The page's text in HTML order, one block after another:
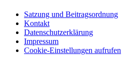
Satzung und Beitragsordnung
Kontakt
Datenschutzerklärung
Impressum
Cookie-Einstellungen aufrufen